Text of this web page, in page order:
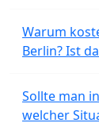
Warum
Berlin? Ist
Sollte man
welcher